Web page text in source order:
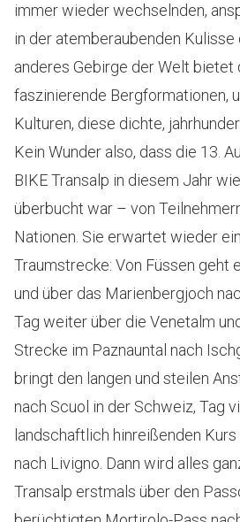
immer wieder wechselnden,
in der atemberaubenden Kulisse
anderes Gebirge der Welt bietet
faszinierende Bergformationen,
Kulturen, diese dichte,
Kein Wunder also, dass die 13.
BIKE Transalp in diesem Jahr
überbucht war – von
Nationen. Sie erwartet wieder
Traumstrecke: Von Füssen geht
und über das Marienbergjoch
Tag weiter über die Venetalm
Strecke im Paznauntal nach
bringt den langen und steilen
nach Scuol in der Schweiz, Tag
landschaftlich hinreißenden
nach Livigno. Dann wird alles
Transalp erstmals über den